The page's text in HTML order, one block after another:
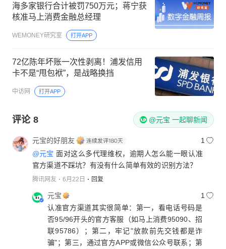
海多家银行合计被罚750万元；蒋宁获
核准马上消费金融总经理
WEMONEY研究室 打开APP
72亿陈年坏账一次性剥离！浦发信用
卡不是“甩包袱”，是战略换挡
中访网 打开APP
评论 8 @元宝 一起聊新闻
元宝的好朋友
1
@元宝 面对这么多代理维权，逾期人怎么能一眼认准
官方渠道不踩坑？有没有什么简单有效的识别方法？
腾讯网友 6月22日 回复
元宝
1
认准官方渠道其实很简单：第一，看电话号码是
否95/96开头的官方客服（如马上消费95090、招
联95786）；第二，牢记"放款前先交钱都是诈
骗"；第三，通过官方APP或微信公众号联系；第